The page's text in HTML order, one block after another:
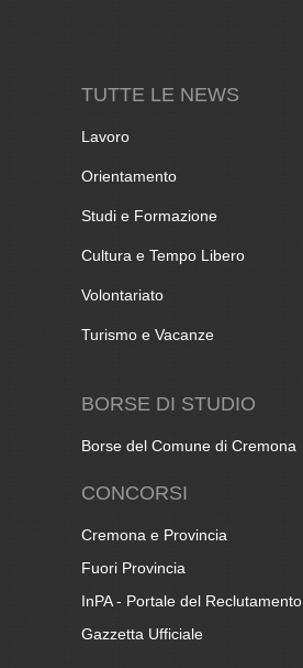
TUTTE LE NEWS
Lavoro
Orientamento
Studi e Formazione
Cultura e Tempo Libero
Volontariato
Turismo e Vacanze
BORSE DI STUDIO
Borse del Comune di Cremona
CONCORSI
Cremona e Provincia
Fuori Provincia
InPA - Portale del Reclutamento
Gazzetta Ufficiale